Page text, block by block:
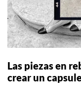
Las piezas en
crear un